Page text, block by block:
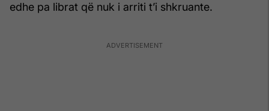
edhe pa librat që nuk i arriti t’i shkruante.